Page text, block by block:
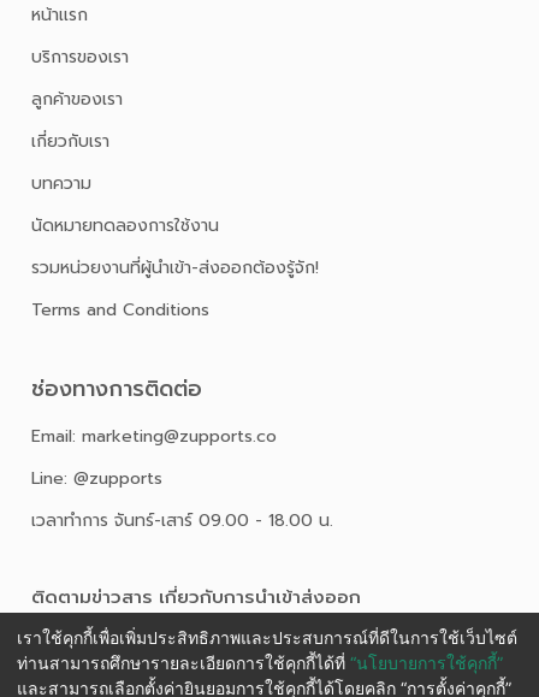
หน้าเเรก
บริการของเรา
ลูกค้าของเรา
เกี่ยวกับเรา
บทความ
นัดหมายทดลองการใช้งาน
รวมหน่วยงานที่ผู้นำเข้า-ส่งออกต้องรู้จัก!
Terms and Conditions
ช่องทางการติดต่อ
Email: marketing@zupports.co
Line: @zupports
เวลาทำการ จันทร์-เสาร์ 09.00 - 18.00 น.
ติดตามข่าวสาร เกี่ยวกับการนําเข้าส่งออก
เราใช้คุกกี้เพื่อเพิ่มประสิทธิภาพและประสบการณ์ที่ดีในการใช้เว็บไซต์
ท่านสามารถศึกษารายละเอียดการใช้คุกกี้ได้ที่ “นโยบายการใช้คุกกี้”
และสามารถเลือกตั้งค่ายินยอมการใช้คุกกี้ได้โดยคลิก “การตั้งค่าคุกกี้”